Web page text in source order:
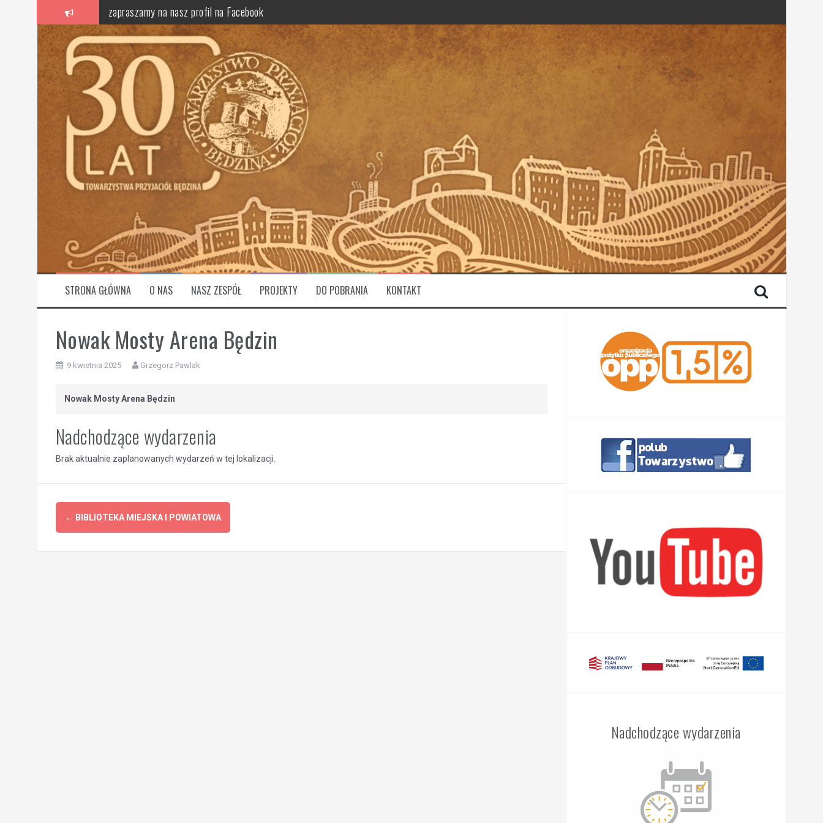
zapraszamy na nasz profil na Facebook
STRONA GŁÓWNA O NAS NASZ ZESPÓŁ PROJEKTY DO POBRANIA KONTAKT
Nowak Mosty Arena Będzin
9 kwietnia 2025 Grzegorz Pawlak
Nowak Mosty Arena Będzin
Nadchodzące wydarzenia
Brak aktualnie zaplanowanych wydarzeń w tej lokalizacji.
Post
navigation
← BIBLIOTEKA MIEJSKA I POWIATOWA
Nadchodzące wydarzenia